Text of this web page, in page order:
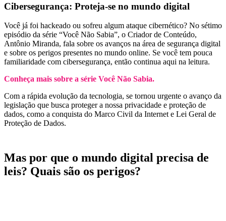
Cibersegurança: Proteja-se no mundo digital
Você já foi hackeado ou sofreu algum ataque cibernético? No sétimo
episódio da série “Você Não Sabia”, o Criador de Conteúdo,
Antônio Miranda, fala sobre os avanços na área de segurança digital
e sobre os perigos presentes no mundo online. Se você tem pouca
familiaridade com cibersegurança, então continua aqui na leitura.
Conheça mais sobre a série Você Não Sabia.
Com a rápida evolução da tecnologia, se tornou urgente o avanço da
legislação que busca proteger a nossa privacidade e proteção de
dados, como a conquista do Marco Civil da Internet e Lei Geral de
Proteção de Dados.
Mas por que o mundo digital precisa de
leis? Quais são os perigos?